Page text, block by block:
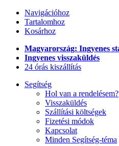
Navigációhoz
Tartalomhoz
Kosárhoz
Magyarország: Ingyenes
Ingyenes visszaküldés
24 órás kiszállítás
Segítség
Hol van a rendelésem?
Visszaküldés
Szállítási költségek
Fizetési módok
Kapcsolat
Minden Segítség-téma